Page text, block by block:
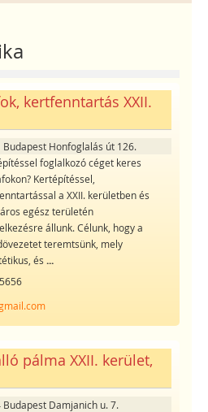
kertfenntartás XXII.
Budapest Honfoglalás út 126.
foglalkozó céget keres
Kertépítéssel,
a XXII. kerületben és
egész területén
állunk. Célunk, hogy a
teremtsünk, mely
és ...
pálma XXII. kerület,
Budapest Damjanich u. 7.